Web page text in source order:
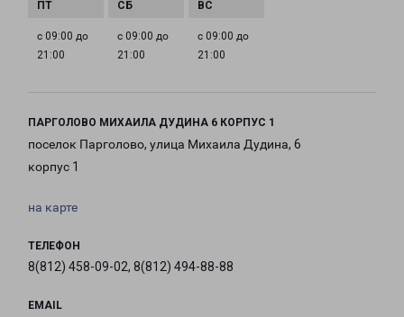
с 09:00 до
21:00
с 09:00 до
21:00
с 09:00 до
21:00
ПАРГОЛОВО МИХАИЛА ДУДИНА 6 КОРПУС 1
поселок Парголово, улица Михаила Дудина, 6
корпус 1
на карте
ТЕЛЕФОН
8(812) 458-09-02, 8(812) 494-88-88
EMAIL